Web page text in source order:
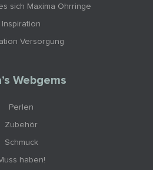
sich Maxima Ohrringe
Inspiration
Versorgung
Webgems
Perlen
Zubehör
Schmuck
haben!